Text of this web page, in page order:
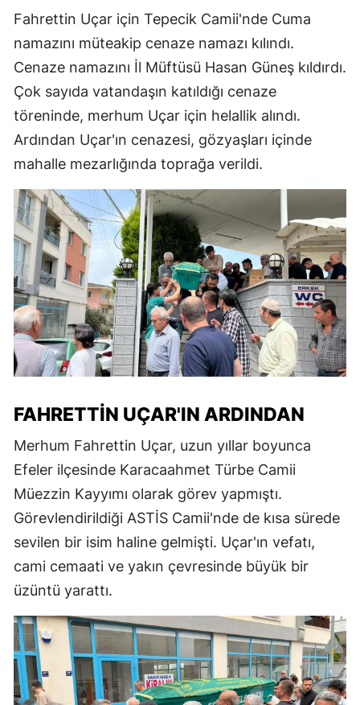
Fahrettin Uçar için Tepecik Camii'nde Cuma
namazını müteakip cenaze namazı kılındı.
Cenaze namazını İl Müftüsü Hasan Güneş kıldırdı.
Çok sayıda vatandaşın katıldığı cenaze
töreninde, merhum Uçar için helallik alındı.
Ardından Uçar'ın cenazesi, gözyaşları içinde
mahalle mezarlığında toprağa verildi.
FAHRETTIN UÇAR'IN ARDINDAN
Merhum Fahrettin Uçar, uzun yıllar boyunca
Efeler ilçesinde Karacaahmet Türbe Camii
Müezzin Kayyımı olarak görev yapmıştı.
Görevlendirildiği ASTİS Camii'nde de kısa sürede
sevilen bir isim haline gelmişti. Uçar'ın vefatı,
cami cemaati ve yakın çevresinde büyük bir
üzüntü yarattı.